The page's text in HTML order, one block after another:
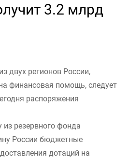
3.2 млрд
двух регионов России,
финансовая помощь, следует
распоряжения
из резервного фонда
России бюджетные
дотаций на